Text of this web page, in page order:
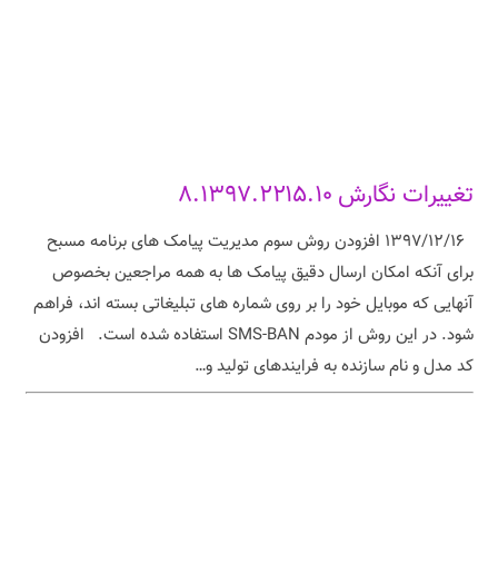
تغییرات نگارش ۸.۱۳۹۷.۲۲۱۵.۱۰
۱۳۹۷/۱۲/۱۶ افزودن روش سوم مدیریت پیامک های برنامه مسبح
برای آنکه امکان ارسال دقیق پیامک ها به همه مراجعین بخصوص
آنهایی که موبایل خود را بر روی شماره های تبلیغاتی بسته اند، فراهم
شود. در این روش از مودم SMS-BAN استفاده شده است. افزودن
کد مدل و نام سازنده به فرایندهای تولید و…